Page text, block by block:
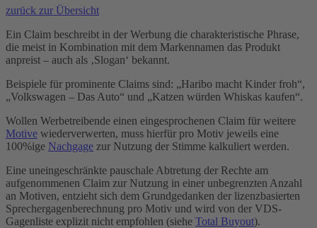
zurück zur Übersicht
Ein Claim beschreibt in der Werbung die charakteristische Phrase,
die meist in Kombination mit dem Markennamen das Produkt
anpreist – auch als ‚Slogan‘ bekannt.
Beispiele für prominente Claims sind: „Haribo macht Kinder froh“,
„Volkswagen – Das Auto“ und „Katzen würden Whiskas kaufen“.
Wollen Werbetreibende einen eingesprochenen Claim für weitere
Motive wiederverwerten, muss hierfür pro Motiv jeweils eine
100%ige Nachgage zur Nutzung der Stimme kalkuliert werden.
Eine uneingeschränkte pauschale Abtretung der Rechte am
aufgenommenen Claim zur Nutzung in einer unbegrenzten Anzahl
an Motiven, entzieht sich dem Grundgedanken der lizenzbasierten
Sprechergagenberechnung pro Motiv und wird von der VDS-
Gagenliste explizit nicht empfohlen (siehe Total Buyout).